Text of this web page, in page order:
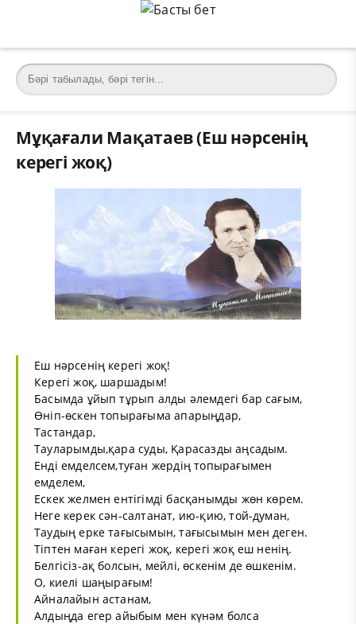
Мұқағали Мақатаев (Еш нәрсенің
керегі жоқ)
Еш нәрсенің керегі жоқ!
Керегі жоқ, шаршадым!
Басымда ұйып тұрып алды әлемдегі бар сағым,
Өніп-өскен топырағыма апарыңдар,
Тастандар,
Тауларымды,қара суды, Қарасазды аңсадым.
Енді емделсем,туған жердің топырағымен
емделем,
Ескек желмен ентігімді басқанымды жөн көрем.
Heгe керек сән-салтанат, ию-қию, той-думан,
Таудың ерке тағысымын, тағысымын мен деген.
Тіптен маған керегі жоқ, керегі жоқ еш ненің.
Белгісіз-ақ болсын, мейлі, өскенім де өшкенім.
О, киелі шаңырағым!
Айналайын астанам,
Алдыңда егер айыбым мен күнәм болса